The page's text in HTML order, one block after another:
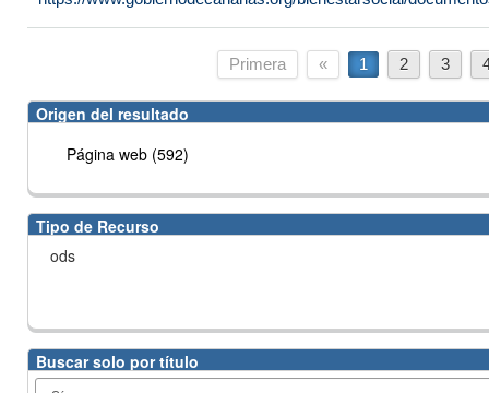
Primera « 1 2 3
Origen del resultado
Página web (592)
Tipo de Recurso
ods
Buscar solo por título